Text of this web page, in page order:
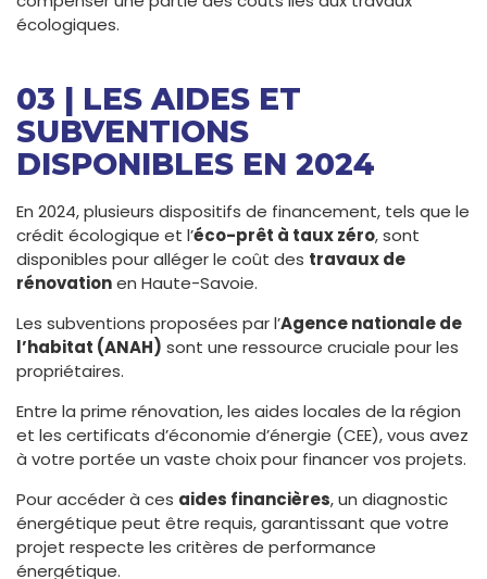
écologiques.
03 | LES AIDES ET
SUBVENTIONS
DISPONIBLES EN 2024
En 2024, plusieurs dispositifs de financement, tels que le
crédit écologique et l’éco-prêt à taux zéro, sont
disponibles pour alléger le coût des travaux de
rénovationen Haute-Savoie.
Les subventions proposées par l’Agence nationale de
l’habitat (ANAH) sont une ressource cruciale pour les
propriétaires.
Entre la prime rénovation, les aides locales de la région
et les certificats d’économie d’énergie (CEE), vous avez
à votre portée un vaste choix pour financer vos projets.
Pour accéder à ces aides financières, un diagnostic
énergétique peut être requis, garantissant que votre
projet respecte les critères de performance
énergétique.